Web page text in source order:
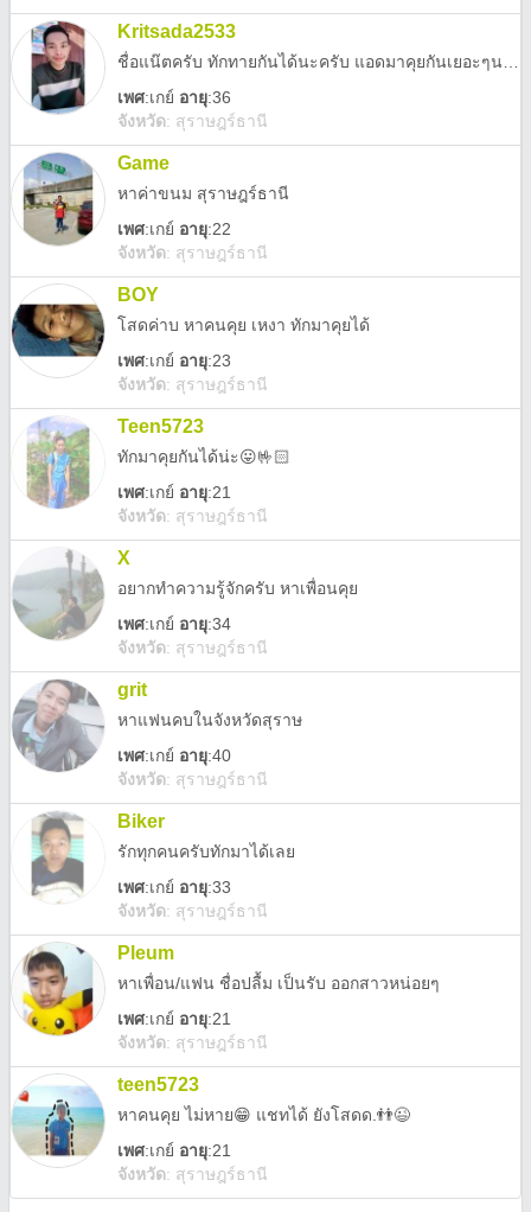
Kritsada2533
เพศ:เกย์ อายุ:36
จังหวัด: สุราษฎร์ธานี
Game
หาค่าขนม สุราษฎร์ธานี
เพศ:เกย์ อายุ:22
จังหวัด: สุราษฎร์ธานี
BOY
โสดค่าบ หาคนคุย เหงา ทักมาคุยได้
เพศ:เกย์ อายุ:23
จังหวัด: สุราษฎร์ธานี
Teen5723
ทักมาคุยกันได้น่ะ😛🤟🏻
เพศ:เกย์ อายุ:21
จังหวัด: สุราษฎร์ธานี
X
อยากทำความรู้จักครับ หาเพื่อนคุย
เพศ:เกย์ อายุ:34
จังหวัด: สุราษฎร์ธานี
grit
หาแฟนคบในจังหวัดสุราษ
เพศ:เกย์ อายุ:40
จังหวัด: สุราษฎร์ธานี
Biker
รักทุกคนครับทักมาได้เลย
เพศ:เกย์ อายุ:33
จังหวัด: สุราษฎร์ธานี
Pleum
หาเพื่อน/แฟน ชื่อปลื้ม เป็นรับ ออกสาวหน่อยๆ
เพศ:เกย์ อายุ:21
จังหวัด: สุราษฎร์ธานี
teen5723
หาคนคุย ไม่หาย😁 แชทได้ ยังโสดด.👬😉
เพศ:เกย์ อายุ:21
จังหวัด: สุราษฎร์ธานี